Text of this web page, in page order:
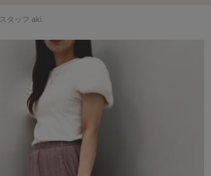
スタッフ aki.